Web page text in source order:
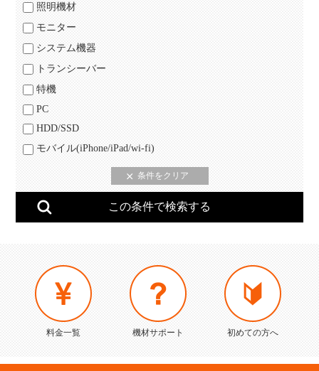
照明機材
モニター
システム機器
トランシーバー
特機
PC
HDD/SSD
モバイル(iPhone/iPad/wi-fi)
料金一覧 機材サポート 初めての方へ